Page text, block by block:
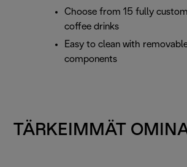
Choose from 15 fully
coffee drinks
Easy to clean with
components
TÄRKEIMMÄT